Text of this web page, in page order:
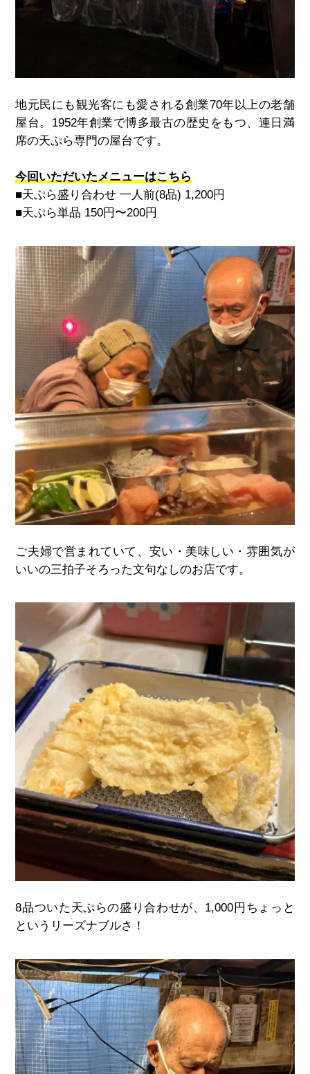
地元民にも観光客にも愛される創業70年以上の老舗
屋台。1952年創業で博多最古の歴史をもつ、連日満
席の天ぷら専門の屋台です。
今回いただいたメニューはこちら
■天ぷら盛り合わせ 一人前(8品) 1,200円
■天ぷら単品 150円〜200円
ご夫婦で営まれていて、安い・美味しい・雰囲気が
いいの三拍子そろった文句なしのお店です。
8品ついた天ぷらの盛り合わせが、1,000円ちょっと
というリーズナブルさ！